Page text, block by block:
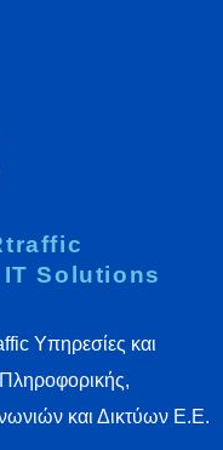
IT Solutions
Υπηρεσίες και
και Δικτύων Ε.Ε.